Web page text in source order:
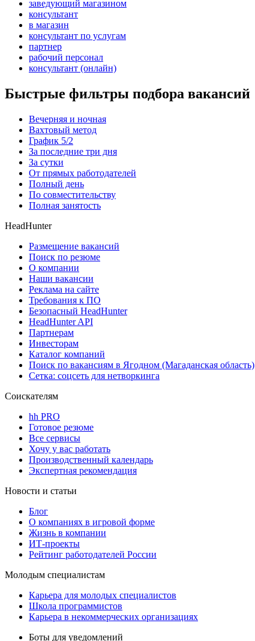
заведующий магазином
консультант
в магазин
консультант по услугам
партнер
рабочий персонал
консультант (онлайн)
Быстрые фильтры подбора вакансий
Вечерняя и ночная
Вахтовый метод
График 5/2
За последние три дня
За сутки
От прямых работодателей
Полный день
По совместительству
Полная занятость
HeadHunter
Размещение вакансий
Поиск по резюме
О компании
Наши вакансии
Реклама на сайте
Требования к ПО
Безопасный HeadHunter
HeadHunter API
Партнерам
Инвесторам
Каталог компаний
Поиск по вакансиям в Ягодном (Магаданская область)
Сетка: соцсеть для нетворкинга
Соискателям
hh PRO
Готовое резюме
Все сервисы
Хочу у вас работать
Производственный календарь
Экспертная рекомендация
Новости и статьи
Блог
О компаниях в игровой форме
Жизнь в компании
ИТ-проекты
Рейтинг работодателей России
Молодым специалистам
Карьера для молодых специалистов
Школа программистов
Карьера в некоммерческих организациях
Боты для уведомлений